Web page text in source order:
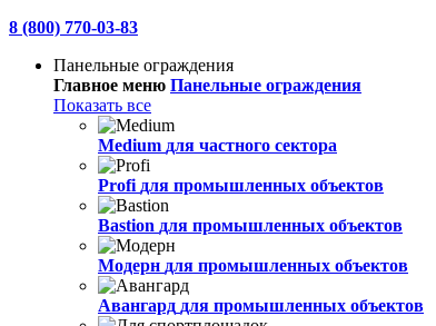
8 (800) 770-03-83
Панельные ограждения
Главное меню Панельные ограждения
Показать все
Medium для частного сектора
Profi для промышленных объектов
Bastion для промышленных объектов
Модерн для промышленных объектов
Авангард для промышленных объектов